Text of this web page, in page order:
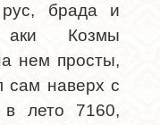
рус, брада и
Козмы
нем просты,
сам наверх с
лето 7160,